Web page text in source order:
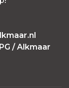
/ Alkmaar